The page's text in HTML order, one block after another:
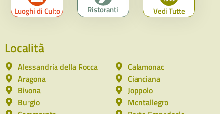
Luoghi di Culto Ristoranti Vedi Tutte
Località
Alessandria della Rocca
Aragona
Bivona
Burgio
Calamonaci
Cianciana
Joppolo
Montallegro